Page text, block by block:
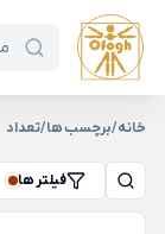
خانه/برچسب ها/تعداد
فیلتر ها